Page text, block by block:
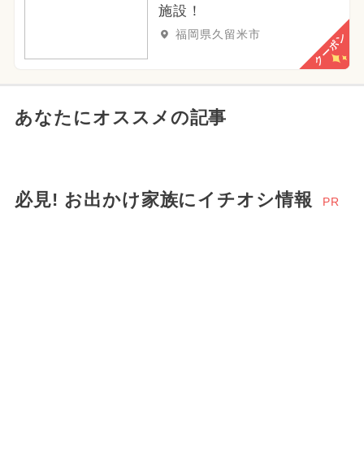
施設！
福岡県久留米市 クーポン
あなたにオススメの記事
必見! お出かけ家族にイチオシ情報 PR